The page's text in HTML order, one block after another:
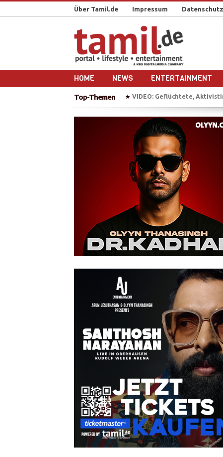
Über Tamil.de Impressum
HOME NEWS ENTERTAINMENT
Top-Themen
VIDEO: Geflüchtete, Aktivistin, Popstar – M.I.A ★ BAW
„Chellam“ – Vithya & Majoe
★ Auf Bootstour mit einem
Plädoyer für die